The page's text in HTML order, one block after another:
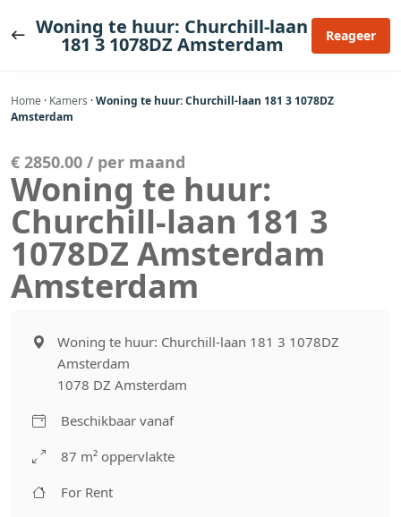
naar Woning te huur: Churchill-laan
181 3 1078DZ Amsterdam Reageer
Home · Kamers ·Woning te huur: Churchill-laan 181 3 1078DZ
Amsterdam
€ 2850.00 / per maand
Woning te huur:
Churchill-laan 181 3
1078DZ Amsterdam
Amsterdam
Woning te huur: Churchill-laan 181 3 1078DZ
Amsterdam
1078 DZ Amsterdam
Beschikbaar vanaf
87 m² oppervlakte
For Rent